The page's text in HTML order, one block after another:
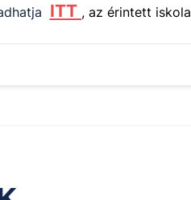
ITT , az érintett iskola